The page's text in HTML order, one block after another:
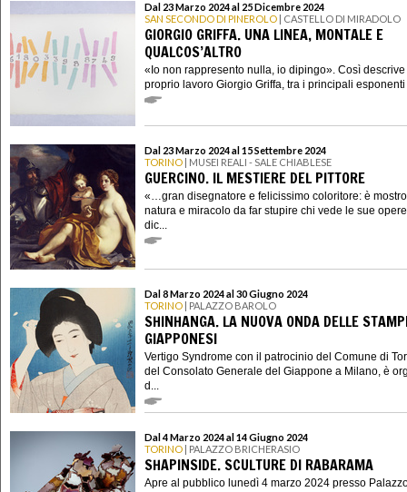
Dal 23 Marzo 2024 al 25 Dicembre 2024
SAN SECONDO DI PINEROLO | CASTELLO DI MIRADOLO
GIORGIO GRIFFA. UNA LINEA, MONTALE E
QUALCOS’ALTRO
«Io non rappresento nulla, io dipingo». Così
proprio lavoro Giorgio Griffa, tra i principali
Dal 23 Marzo 2024 al 15 Settembre 2024
TORINO | MUSEI REALI - SALE CHIABLESE
GUERCINO. IL MESTIERE DEL PITTORE
«…gran disegnatore e felicissimo coloritore: è
natura e miracolo da far stupire chi vede le sue
dic...
Dal 8 Marzo 2024 al 30 Giugno 2024
TORINO | PALAZZO BAROLO
SHINHANGA. LA NUOVA ONDA DELLE
GIAPPONESI
Vertigo Syndrome con il patrocinio del Comune di
del Consolato Generale del Giappone a Milano, è
d...
Dal 4 Marzo 2024 al 14 Giugno 2024
TORINO | PALAZZO BRICHERASIO
SHAPINSIDE. SCULTURE DI RABARAMA
Apre al pubblico lunedì 4 marzo 2024 presso